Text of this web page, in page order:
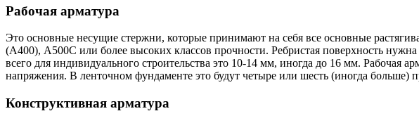
Рабочая арматура
Это основные несущие стержни, которые принимают на себя все основные
(А400), А500С или более высоких классов прочности. Ребристая поверхность
всего для индивидуального строительства это 10-14 мм, иногда до 16 мм. Рабочая
напряжения. В ленточном фундаменте это будут четыре или шесть (иногда
Конструктивная арматура